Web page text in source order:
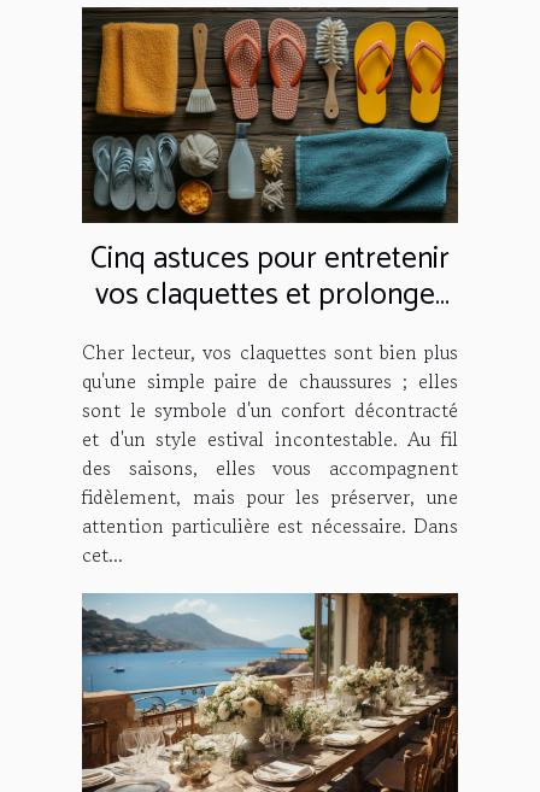
Cinq astuces pour entretenir
vos claquettes et prolonger
leur durée de vie
Cher lecteur, vos claquettes sont bien plus
qu'une simple paire de chaussures ; elles
sont le symbole d'un confort décontracté
et d'un style estival incontestable. Au fil
des saisons, elles vous accompagnent
fidèlement, mais pour les préserver, une
attention particulière est nécessaire. Dans
cet...